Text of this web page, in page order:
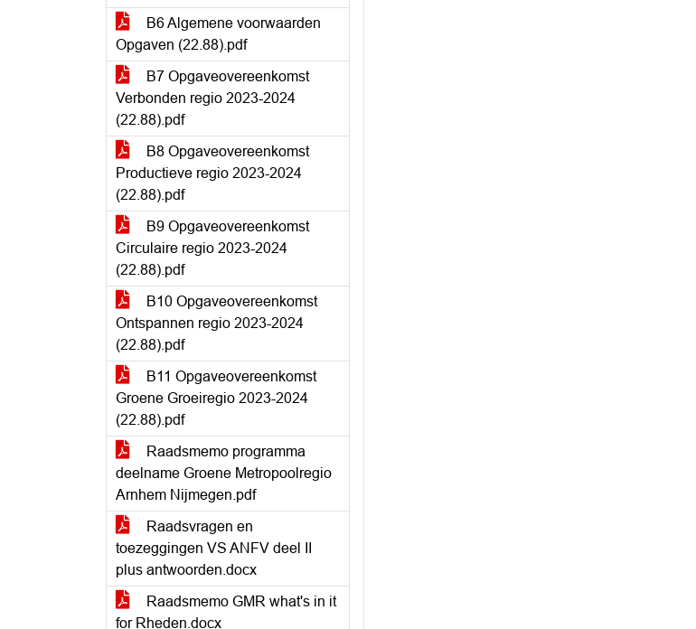
B6 Algemene voorwaarden
Opgaven (22.88).pdf
B7 Opgaveovereenkomst
Verbonden regio 2023-2024
(22.88).pdf
B8 Opgaveovereenkomst
Productieve regio 2023-2024
(22.88).pdf
B9 Opgaveovereenkomst
Circulaire regio 2023-2024
(22.88).pdf
B10 Opgaveovereenkomst
Ontspannen regio 2023-2024
(22.88).pdf
B11 Opgaveovereenkomst
Groene Groeiregio 2023-2024
(22.88).pdf
Raadsmemo programma
deelname Groene Metropoolregio
Arnhem Nijmegen.pdf
Raadsvragen en
toezeggingen VS ANFV deel II
plus antwoorden.docx
Raadsmemo GMR what's in it
for Rheden.docx